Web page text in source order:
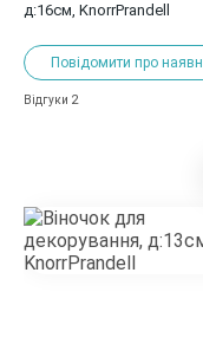
д:16см, KnorrPrandell
Повідомити про
Відгуки 2